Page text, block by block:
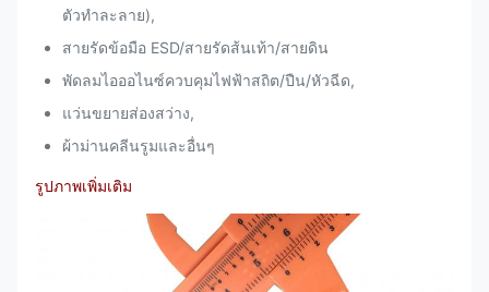
ตัวทำละลาย),
สายรัดข้อมือ ESD/สายรัดส้นเท้า/สายดิน
พัดลมไอออไนซ์ควบคุมไฟฟ้าสถิต/ปืน/หัวฉีด,
แว่นขยายส่องสว่าง,
ผ้าม่านคลีนรูมและอื่นๆ
รูปภาพเพิ่มเติม